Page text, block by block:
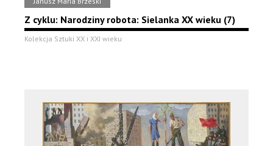
Z cyklu: Narodziny robota: Sielanka XX wieku (7)
Kolekcja Sztuki XX i XXI wieku